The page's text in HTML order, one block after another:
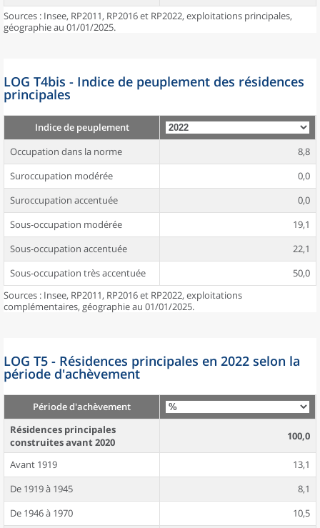
Sources : Insee, RP2011, RP2016 et RP2022, exploitations principales,
géographie au 01/01/2025.
LOG T4bis - Indice de peuplement des résidences
principales
Indice de peuplement
Occupation dans la norme
8,8
Suroccupation modérée
0,0
Suroccupation accentuée
0,0
Sous-occupation modérée
19,1
Sous-occupation accentuée
22,1
Sous-occupation très accentuée
50,0
Sources : Insee, RP2011, RP2016 et RP2022, exploitations
complémentaires, géographie au 01/01/2025.
LOG T5 - Résidences principales en 2022 selon la
période d'achèvement
Période d'achèvement
Résidences principales
construites avant 2020
100,0
Avant 1919
13,1
De 1919 à 1945
8,1
De 1946 à 1970
10,5